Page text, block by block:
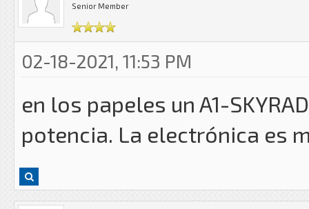
Senior Member
02-18-2021, 11:53 PM
en los papeles un A1-
potencia. La electrónica es